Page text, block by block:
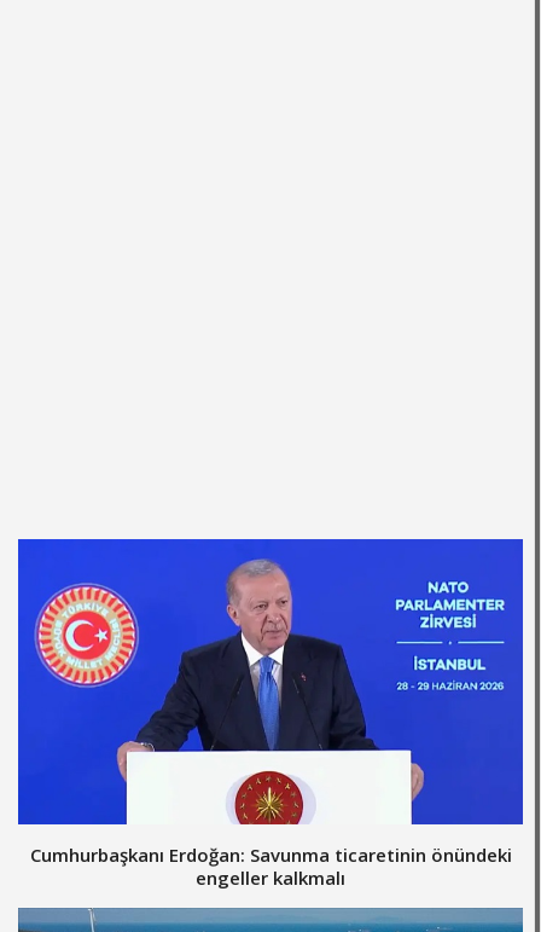
Cumhurbaşkanı Erdoğan: Savunma ticaretinin önündeki
engeller kalkmalı